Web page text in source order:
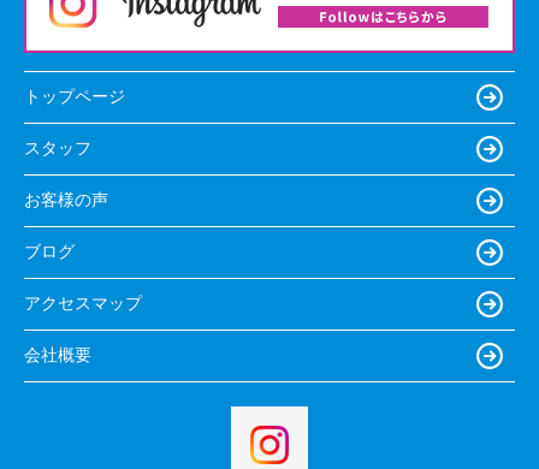
トップページ
スタッフ
お客様の声
ブログ
アクセスマップ
会社概要